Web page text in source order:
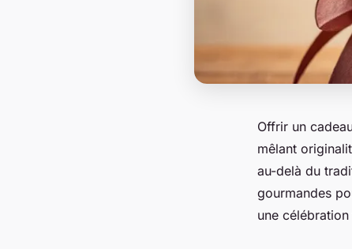
Offrir un
mêlant
au-delà du
gourmandes
une